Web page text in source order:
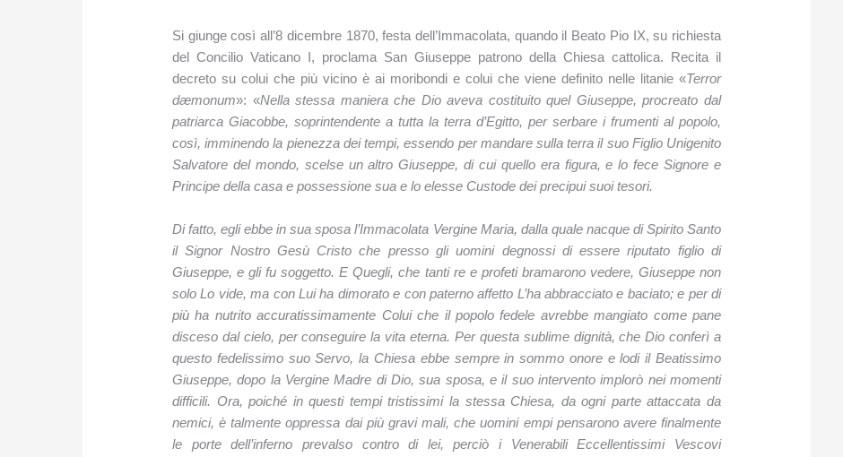
Si giunge così all’8 dicembre 1870, festa dell’Immacolata, quando il Beato Pio IX, su richiesta
del Concilio Vaticano I, proclama San Giuseppe patrono della Chiesa cattolica. Recita il
decreto su colui che più vicino è ai moribondi e colui che viene definito nelle litanie «Terror
dæmonum»: «Nella stessa maniera che Dio aveva costituito quel Giuseppe, procreato dal
patriarca Giacobbe, soprintendente a tutta la terra d’Egitto, per serbare i frumenti al popolo,
così, imminendo la pienezza dei tempi, essendo per mandare sulla terra il suo Figlio Unigenito
Salvatore del mondo, scelse un altro Giuseppe, di cui quello era figura, e lo fece Signore e
Principe della casa e possessione sua e lo elesse Custode dei precipui suoi tesori.
Di fatto, egli ebbe in sua sposa l’Immacolata Vergine Maria, dalla quale nacque di Spirito Santo
il Signor Nostro Gesù Cristo che presso gli uomini degnossi di essere riputato figlio di
Giuseppe, e gli fu soggetto. E Quegli, che tanti re e profeti bramarono vedere, Giuseppe non
solo Lo vide, ma con Lui ha dimorato e con paterno affetto L’ha abbracciato e baciato; e per di
più ha nutrito accuratissimamente Colui che il popolo fedele avrebbe mangiato come pane
disceso dal cielo, per conseguire la vita eterna. Per questa sublime dignità, che Dio conferì a
questo fedelissimo suo Servo, la Chiesa ebbe sempre in sommo onore e lodi il Beatissimo
Giuseppe, dopo la Vergine Madre di Dio, sua sposa, e il suo intervento implorò nei momenti
difficili. Ora, poiché in questi tempi tristissimi la stessa Chiesa, da ogni parte attaccata da
nemici, è talmente oppressa dai più gravi mali, che uomini empi pensarono avere finalmente
le porte dell’inferno prevalso contro di lei, perciò i Venerabili Eccellentissimi Vescovi